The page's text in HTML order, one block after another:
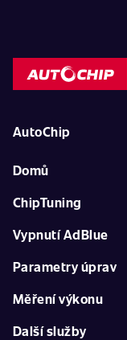
AutoChip
Domů
ChipTuning
Vypnutí AdBlue
Parametry úprav
Měření výkonu
Další služby